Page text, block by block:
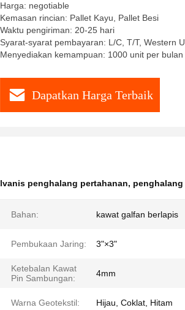
Harga: negotiable
Kemasan rincian: Pallet Kayu, Pallet Besi
Waktu pengiriman: 20-25 hari
Syarat-syarat pembayaran: L/C, T/T, Western
Menyediakan kemampuan: 1000 unit per bulan
Dapatkan Harga Terbaik
penghalang pertahanan,
Bahan: kawat galfan berlapis
Pembukaan Jaring: 3"×3"
Ketebalan Kawat
Pin Sambungan:
4mm
Warna Geotekstil: Hijau, Coklat, Hitam